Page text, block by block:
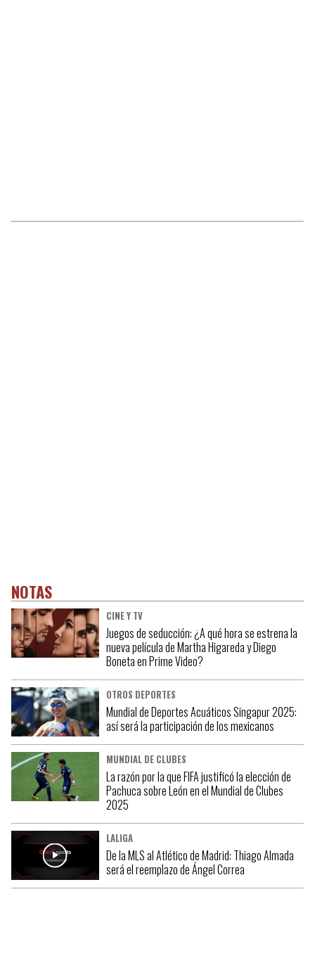
NOTAS
CINE Y TV
Juegos de seducción: ¿A qué hora se estrena la
nueva película de Martha Higareda y Diego
Boneta en Prime Video?
OTROS DEPORTES
Mundial de Deportes Acuáticos Singapur 2025:
así será la participación de los mexicanos
MUNDIAL DE CLUBES
La razón por la que FIFA justificó la elección de
Pachuca sobre León en el Mundial de Clubes
2025
LALIGA
De la MLS al Atlético de Madrid: Thiago Almada
será el reemplazo de Ángel Correa